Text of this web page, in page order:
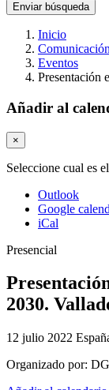
Enviar búsqueda
Inicio
Comunicación
Eventos
Presentación
Añadir al
×
Seleccione cual es
Outlook
Google
iCal
Presencial
2030.
12 julio 2022
Organizado por: